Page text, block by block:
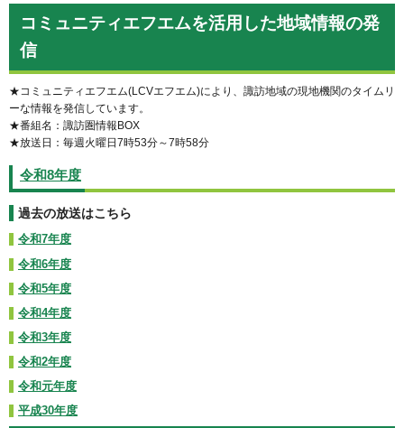
コミュニティエフエムを活用した地域情報の発
信
★コミュニティエフエム(LCVエフエム)により、諏訪地域の現地機関のタイムリ
ーな情報を発信しています。
★番組名：諏訪圏情報BOX
★放送日：毎週火曜日7時53分～7時58分
令和8年度
過去の放送はこちら
令和7年度
令和6年度
令和5年度
令和4年度
令和3年度
令和2年度
令和元年度
平成30年度